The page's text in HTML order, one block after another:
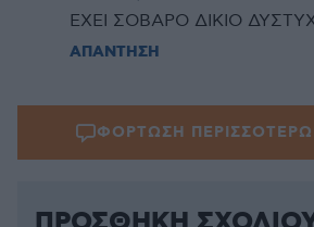
ΕΧΕΙ ΣΟΒΑΡΟ ΔΙΚΙΟ
ΑΠΑΝΤΗΣΗ
ΦΟΡΤΩΣΗ